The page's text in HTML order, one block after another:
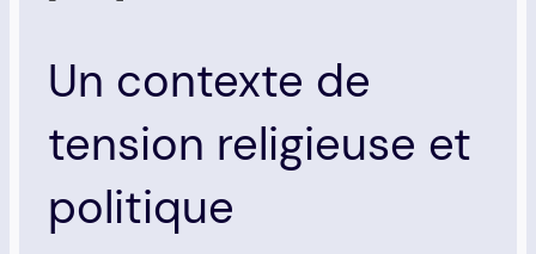
Un contexte de
tension religieuse et
politique